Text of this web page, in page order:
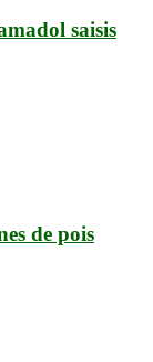
saisis
de pois